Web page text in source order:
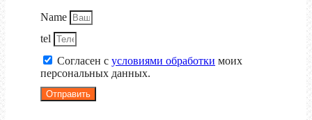
Name
tel
Согласен с условиями обработки моих
персональных данных.
Отправить